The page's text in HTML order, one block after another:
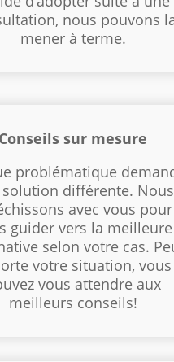
nous pouvons
mener à terme.
Conseils sur mesure
problématique
différente. Nous
avec vous pour
guider vers la meilleure
selon votre cas.
votre situation, vous
vous attendre aux
meilleurs conseils!